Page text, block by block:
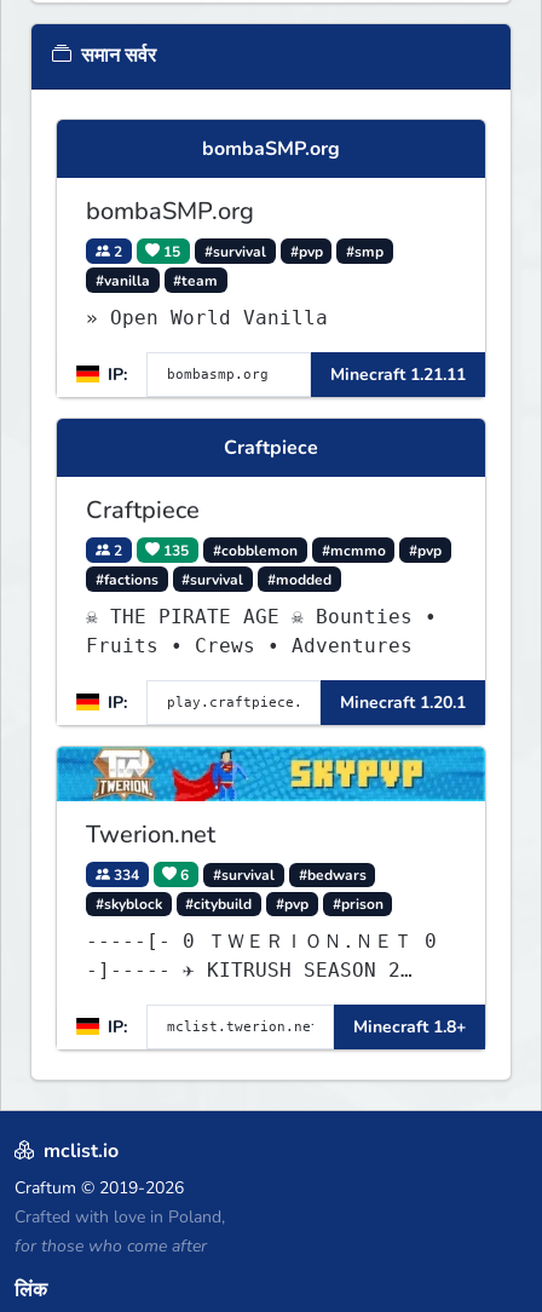
समान सर्वर
bombaSMP.org
bombaSMP.org
2 15 #survival #pvp
#smp
#vanilla
#team
» Open World Vanilla
IP: Minecraft 1.21.11
Craftpiece
Craftpiece
2 135 #cobblemon #mcmmo
#pvp
#factions
#survival #modded
☠ THE PIRATE AGE ☠ Bounties •
Fruits • Crews • Adventures
IP: Minecraft 1.20.1
Twerion.net
334 6 #survival
#bedwars
#skyblock
#citybuild #pvp #prison
-----[- 0 ＴＷＥＲＩＯＮ.ＮＥＴ 0
-]----- ✈ KITRUSH SEASON 2
RELEASE ✈ 20% SALE NOW!
IP:
Minecraft 1.8+
mclist.io
Craftum © 2019-2026
Crafted with love in Poland,
for those who come after
लिंक